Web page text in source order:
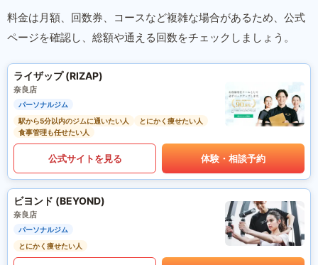
料金は月額、回数券、コースなど複雑な場合があるため、公式
ページを確認し、総額や通える回数をチェックしましょう。
ライザップ (RIZAP)
奈良店
パーソナルジム
駅から5分以内のジムに通いたい人
とにかく痩せたい人
食事管理も任せたい人
公式サイトを見る 体験・相談予約
ビヨンド (BEYOND)
奈良店
パーソナルジム
とにかく痩せたい人